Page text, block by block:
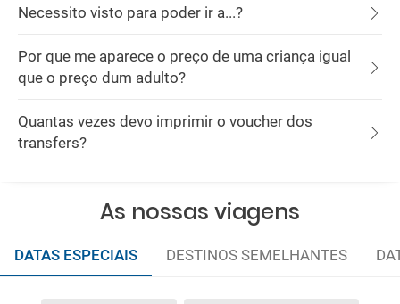
Necessito visto para poder ir a...?
Por que me aparece o preço de uma criança igual
que o preço dum adulto?
Quantas vezes devo imprimir o voucher dos
transfers?
As nossas viagens
DATAS ESPECIAIS DESTINOS SEMELHANTES